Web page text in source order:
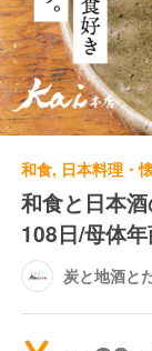
和食と日本
108日/母体年
炭と地酒と